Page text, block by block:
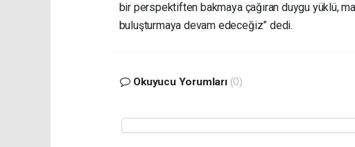
bir perspektiften bakmaya çağıran duygu yüklü,
buluşturmaya devam edeceğiz” dedi.
Okuyucu Yorumları (0)